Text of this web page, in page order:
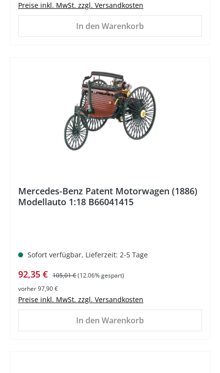
Preise inkl. MwSt. zzgl. Versandkosten
In den Warenkorb
Mercedes-Benz Patent Motorwagen (1886)
Modellauto 1:18 B66041415
Sofort verfügbar, Lieferzeit: 2-5 Tage
Verkaufspreis:
92,35 € Regulärer Preis:
105,01 €(12.06% gespart)
vorher 97,90 €
Preise inkl. MwSt. zzgl. Versandkosten
In den Warenkorb